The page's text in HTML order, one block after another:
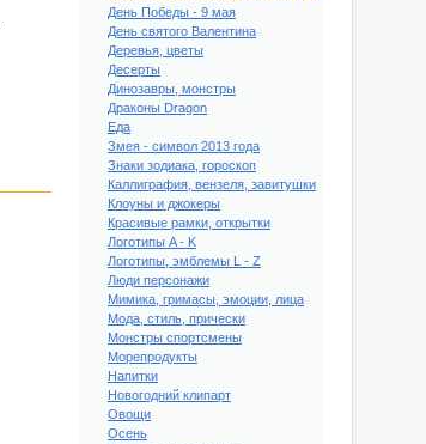
День Победы - 9 мая
День святого Валентина
Деревья, цветы
Десерты
Динозавры, монстры
Драконы Dragon
Еда
Змея - символ 2013 года
Знаки зодиака, гороскоп
Каллиграфия, вензеля, завитушки
Клоуны и джокеры
Красивые рамки, открытки
Логотипы A - K
Логотипы, эмблемы L - Z
Люди персонажи
Мимика, гримасы, эмоции, лица
Мода, стиль, прически
Монстры спортсмены
Морепродукты
Напитки
Новогодний клипарт
Овощи
Осень